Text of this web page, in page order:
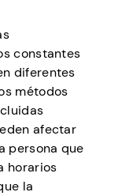
constantes
diferentes
métodos
afectar
persona que
horarios
la